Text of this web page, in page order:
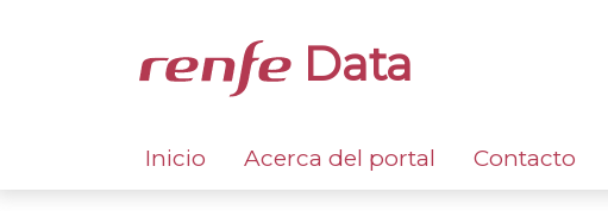
Data
Inicio Acerca del portal Contacto